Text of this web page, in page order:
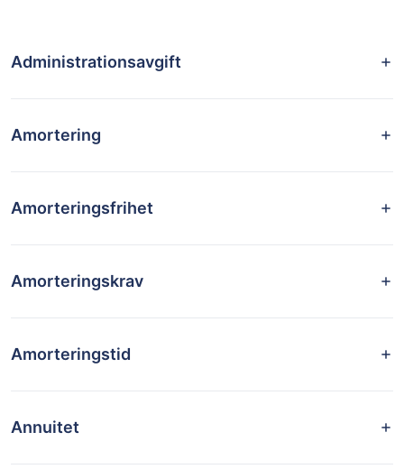
Administrationsavgift
Amortering
Amorteringsfrihet
Amorteringskrav
Amorteringstid
Annuitet